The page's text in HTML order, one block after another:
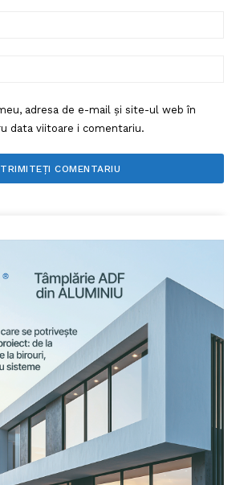
adresa de e-mail și site-ul web în
data viitoare i comentariu.